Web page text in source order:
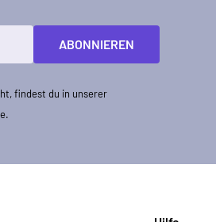
ABONNIEREN
findest du in unserer